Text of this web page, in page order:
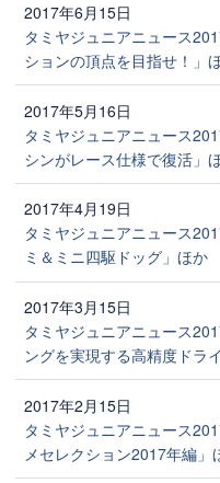
2017年6月15日
タミヤジュニアニュース
ションの頂点を目指せ！」
2017年5月16日
タミヤジュニアニュース
シンがレース仕様で復活」
2017年4月19日
タミヤジュニアニュース
ミ＆ミニ四駆ドッグ」ほか
2017年3月15日
タミヤジュニアニュース
ングを実現する高精度ドラ
2017年2月15日
タミヤジュニアニュース
メセレクション2017年編」